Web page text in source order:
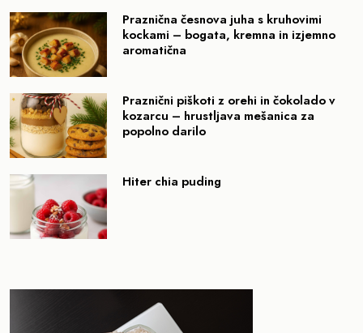
Praznična česnova juha s kruhovimi
kockami – bogata, kremna in izjemno
aromatična
Praznični piškoti z orehi in čokolado v
kozarcu – hrustljava mešanica za
popolno darilo
Hiter chia puding